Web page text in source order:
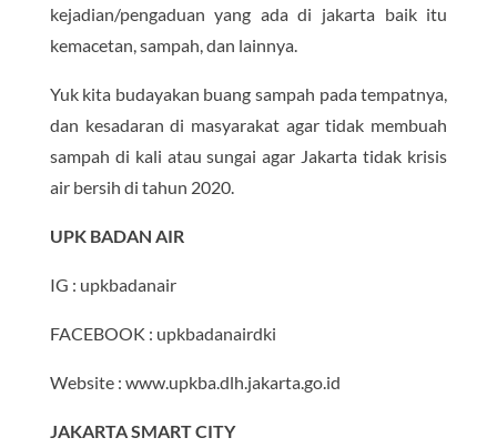
kejadian/pengaduan yang ada di jakarta baik itu
kemacetan, sampah, dan lainnya.
Yuk kita budayakan buang sampah pada tempatnya,
dan kesadaran di masyarakat agar tidak membuah
sampah di kali atau sungai agar Jakarta tidak krisis
air bersih di tahun 2020.
UPK BADAN AIR
IG : upkbadanair
FACEBOOK : upkbadanairdki
Website : www.upkba.dlh.jakarta.go.id
JAKARTA SMART CITY